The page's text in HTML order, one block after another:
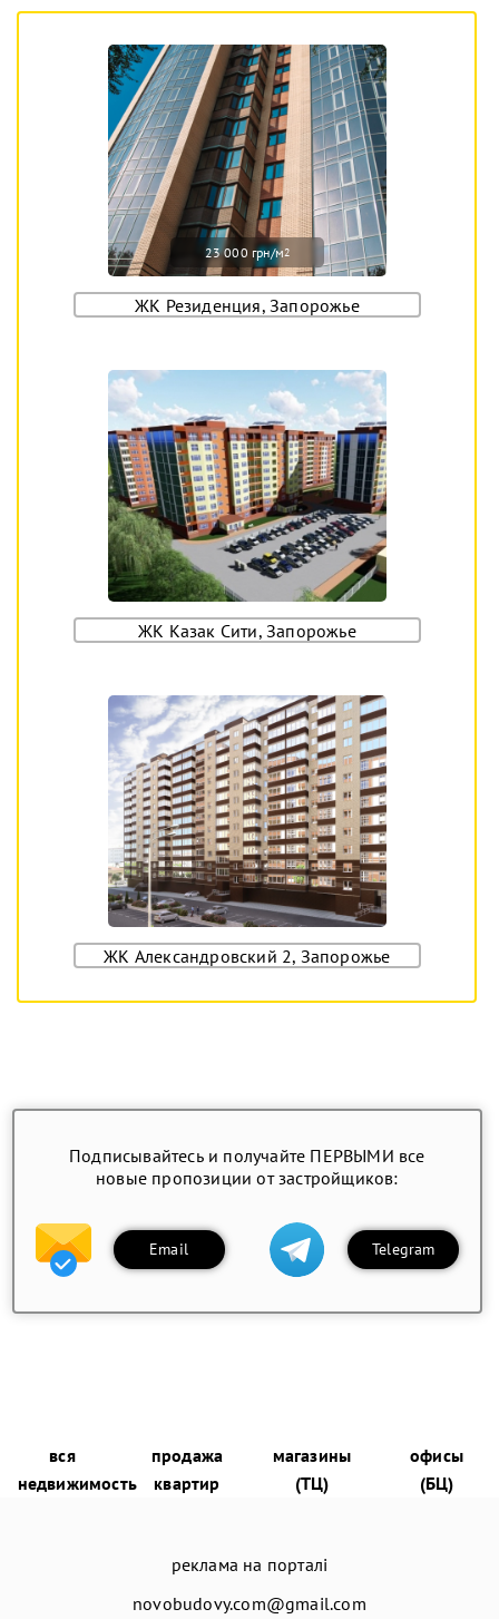
23 000 грн/м2
ЖК Резиденция, Запорожье
ЖК Казак Сити, Запорожье
ЖК Александровский 2, Запорожье
Подписывайтесь и получайте ПЕРВЫМИ все
новые пропозиции от застройщиков:
Email Telegram
вся
недвижимость
продажа
квартир
магазины
(ТЦ)
офисы
(БЦ)
реклама на порталі
novobudovy.com@gmail.com